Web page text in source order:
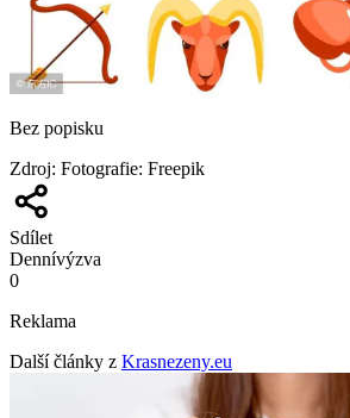
Bez popisku
Zdroj: Fotografie: Freepik
Sdílet
Dennívýzva
0
Reklama
Další články z Krasnezeny.eu